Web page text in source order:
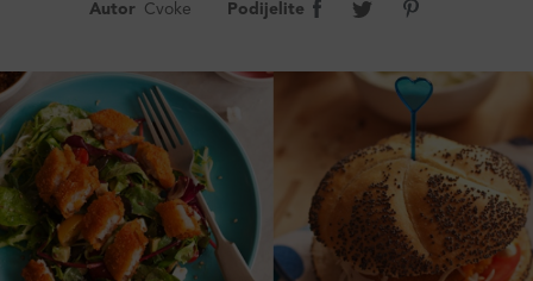
Autor Cvoke Podijelite